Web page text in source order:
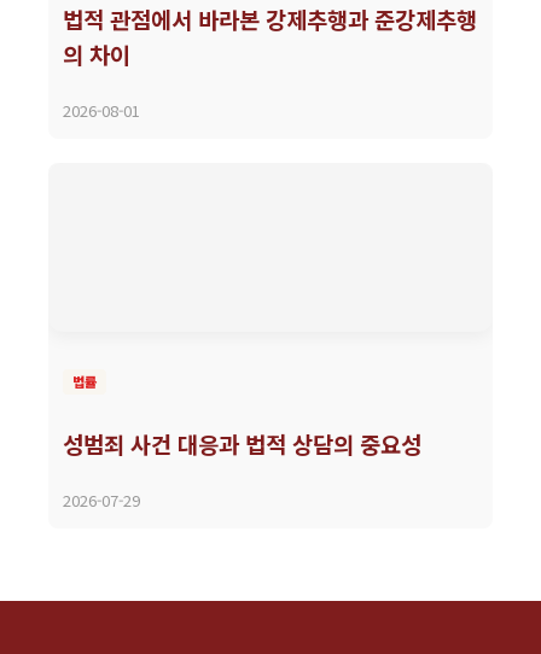
법적 관점에서 바라본 강제추행과 준강제추행
의 차이
2026-08-01
법률
성범죄 사건 대응과 법적 상담의 중요성
2026-07-29